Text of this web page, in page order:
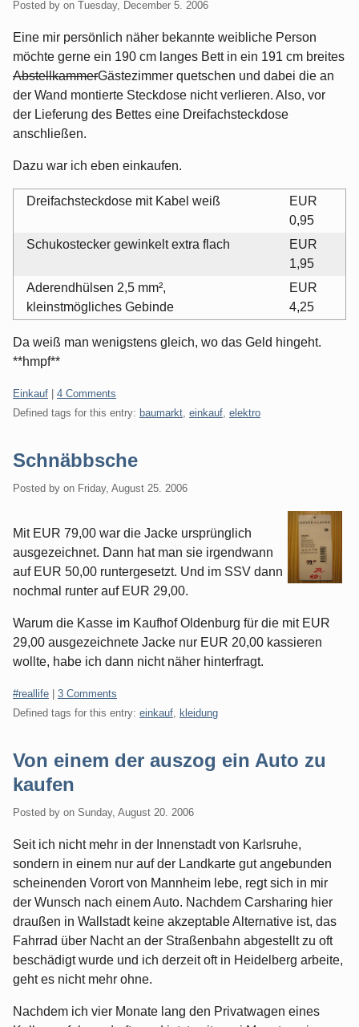
Posted by on Tuesday, December 5. 2006
Eine mir persönlich näher bekannte weibliche Person
möchte gerne ein 190 cm langes Bett in ein 191 cm breites
AbstellkammerGästezimmer quetschen und dabei die an
der Wand montierte Steckdose nicht verlieren. Also, vor
der Lieferung des Bettes eine Dreifachsteckdose
anschließen.
Dazu war ich eben einkaufen.
Dreifachsteckdose mit Kabel weiß
EUR
0,95
Schukostecker gewinkelt extra flach
EUR
1,95
Aderendhülsen 2,5 mm²,
kleinstmögliches Gebinde
EUR
4,25
Da weiß man wenigstens gleich, wo das Geld hingeht.
**hmpf**
Categories:
Einkauf
4 Comments
Defined tags for this entry: baumarkt einkauf elektro
Schnäbbsche
Posted by on Friday, August 25. 2006
Mit EUR 79,00 war die Jacke ursprünglich
ausgezeichnet. Dann hat man sie irgendwann
auf EUR 50,00 runtergesetzt. Und im SSV dann
nochmal runter auf EUR 29,00.
Warum die Kasse im Kaufhof Oldenburg für die mit EUR
29,00 ausgezeichnete Jacke nur EUR 20,00 kassieren
wollte, habe ich dann nicht näher hinterfragt.
Categories:
#reallife
3 Comments
Defined tags for this entry: einkauf kleidung
Von einem der auszog ein Auto zu
kaufen
Posted by on Sunday, August 20. 2006
Seit ich nicht mehr in der Innenstadt von Karlsruhe,
sondern in einem nur auf der Landkarte gut angebunden
scheinenden Vorort von Mannheim lebe, regt sich in mir
der Wunsch nach einem Auto. Nachdem Carsharing hier
draußen in Wallstadt keine akzeptable Alternative ist, das
Fahrrad über Nacht an der Straßenbahn abgestellt zu oft
beschädigt wurde und ich derzeit oft in Heidelberg arbeite,
geht es nicht mehr ohne.
Nachdem ich vier Monate lang den Privatwagen eines